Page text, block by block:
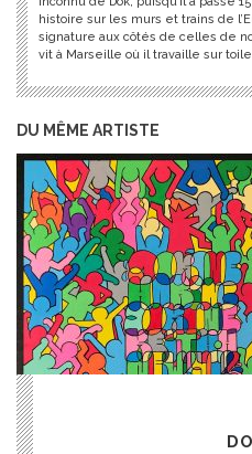
histoire sur les murs et trains de
signature aux côtés de celles de
vit à Marseille où il travaille sur
DU MÊME ARTISTE